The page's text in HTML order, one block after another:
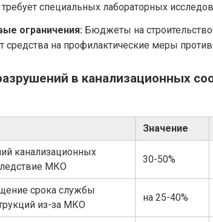
специальных лабораторных
ограничения: Бюджеты на
средства на профилактические меры
в канализационных
Значение
канализационных
МКО
30-50%
срока службы
из-за МКО
на 25-40%